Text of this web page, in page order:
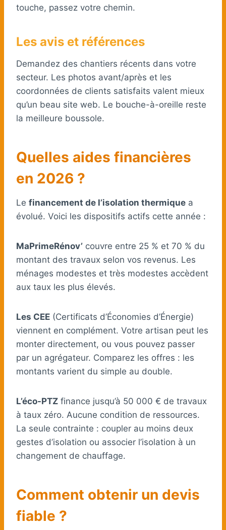
touche, passez votre chemin.
Les avis et références
Demandez des chantiers récents dans votre
secteur. Les photos avant/après et les
coordonnées de clients satisfaits valent mieux
qu’un beau site web. Le bouche-à-oreille reste
la meilleure boussole.
Quelles aides financières
en 2026 ?
Le financement de l’isolation thermique a
évolué. Voici les dispositifs actifs cette année :
MaPrimeRénov’ couvre entre 25 % et 70 % du
montant des travaux selon vos revenus. Les
ménages modestes et très modestes accèdent
aux taux les plus élevés.
Les CEE (Certificats d’Économies d’Énergie)
viennent en complément. Votre artisan peut les
monter directement, ou vous pouvez passer
par un agrégateur. Comparez les offres : les
montants varient du simple au double.
L’éco-PTZ finance jusqu’à 50 000 € de travaux
à taux zéro. Aucune condition de ressources.
La seule contrainte : coupler au moins deux
gestes d’isolation ou associer l’isolation à un
changement de chauffage.
Comment obtenir un devis
fiable ?